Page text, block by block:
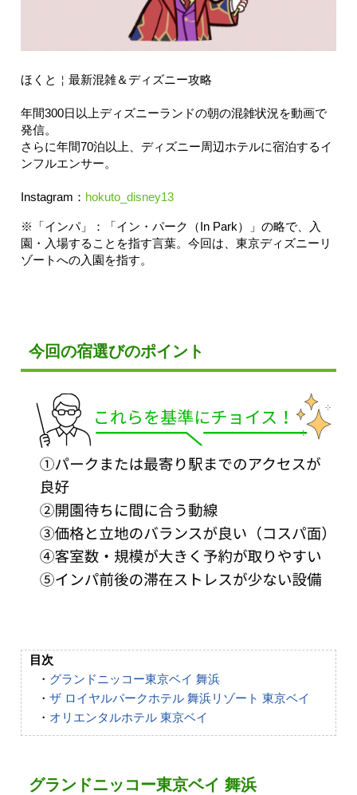
ほくと￤最新混雑＆ディズニー攻略
年間300日以上ディズニーランドの朝の混雑状況を動画で
発信。
さらに年間70泊以上、ディズニー周辺ホテルに宿泊するイ
ンフルエンサー。
Instagram： hokuto_disney13
※「インパ」：「イン・パーク（In Park）」の略で、入
園・入場することを指す言葉。今回は、東京ディズニーリ
ゾートへの入園を指す。
今回の宿選びのポイント
目次
・ グランドニッコー東京ベイ 舞浜
・ ザ ロイヤルパークホテル 舞浜リゾート 東京ベイ
・ オリエンタルホテル 東京ベイ
グランドニッコー東京ベイ 舞浜